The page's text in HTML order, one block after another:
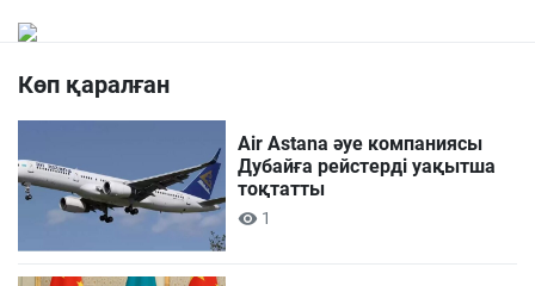
Көп қаралған
Air Astana әуе компаниясы
Дубайға рейстерді уақытша
тоқтатты
1